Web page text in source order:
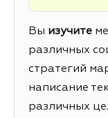
Вы изучите
различных
стратегий
написание
различных